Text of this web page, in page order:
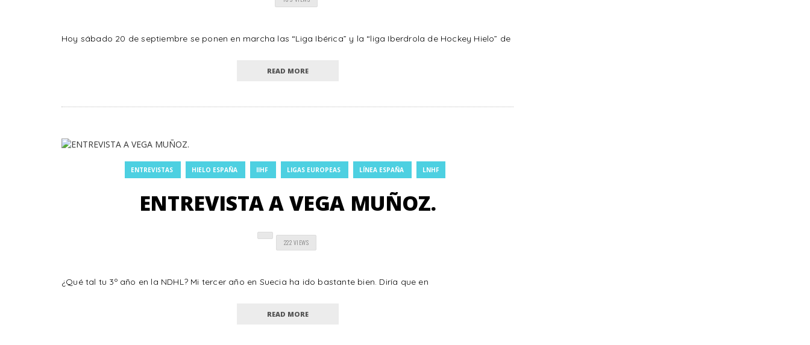
Hoy sábado 20 de septiembre se ponen en marcha las “Liga Ibérica” y la “liga Iberdrola de Hockey Hielo” de
READ MORE
ENTREVISTAS HIELO ESPAÑA IIHF LIGAS EUROPEAS LÍNEA ESPAÑA LNHF
ENTREVISTA A VEGA MUÑOZ.
222 VIEWS
¿Qué tal tu 3º año en la NDHL? Mi tercer año en Suecia ha ido bastante bien. Diría que en
READ MORE